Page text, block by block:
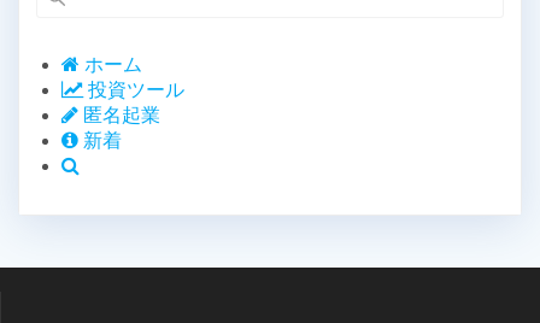
ホーム
投資ツール
匿名起業
新着